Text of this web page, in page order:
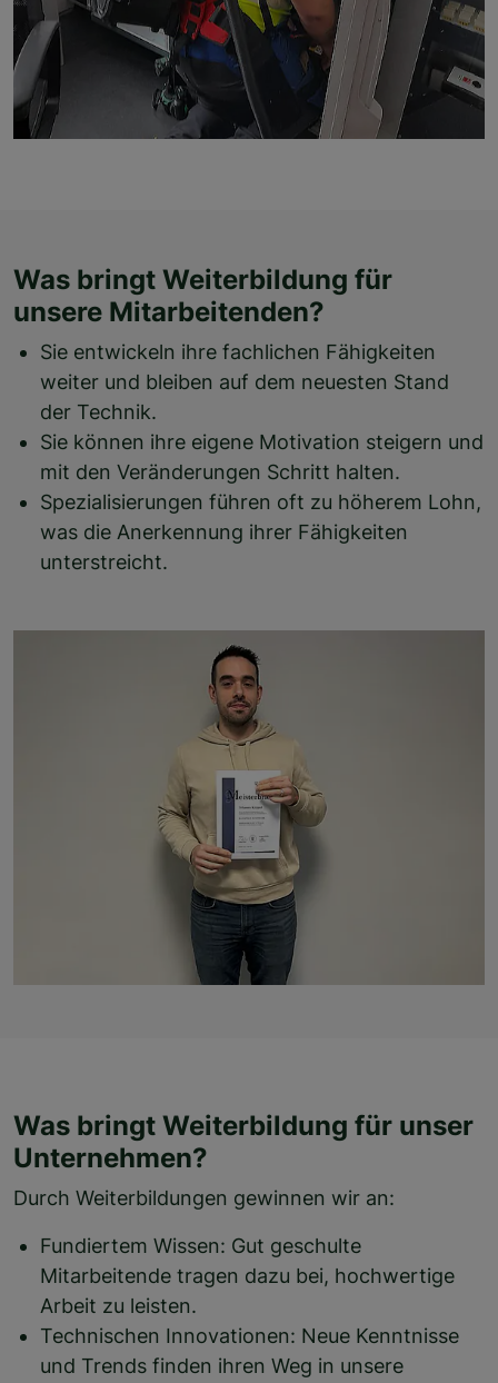
Was bringt Weiterbildung für
unsere Mitarbeitenden?
Sie entwickeln ihre fachlichen Fähigkeiten
weiter und bleiben auf dem neuesten Stand
der Technik.
Sie können ihre eigene Motivation steigern und
mit den Veränderungen Schritt halten.
Spezialisierungen führen oft zu höherem Lohn,
was die Anerkennung ihrer Fähigkeiten
unterstreicht.
Was bringt Weiterbildung für unser
Unternehmen?
Durch Weiterbildungen gewinnen wir an:
Fundiertem Wissen: Gut geschulte
Mitarbeitende tragen dazu bei, hochwertige
Arbeit zu leisten.
Technischen Innovationen: Neue Kenntnisse
und Trends finden ihren Weg in unsere